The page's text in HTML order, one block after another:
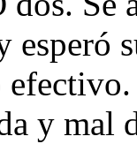
esperó
y mal